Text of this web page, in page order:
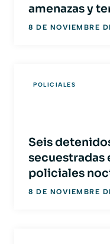
amenazas y
8 DE NOVIEMBRE
POLICIALES
Seis
secuestradas
policiales
8 DE NOVIEMBRE